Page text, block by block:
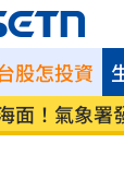
股怎投資
目標價調升